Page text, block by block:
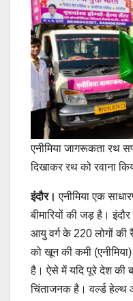
एनीमिया जागरूकता रथ
दिखाकर रथ को रवाना
इंदौर। एनीमिया एक
बीमारियों की जड़ है।
आयु वर्ग के 220 लोगों की
को खून की कमी
है। ऐसे में यदि पूरे देश की
चिंताजनक है। वर्ल्ड हेल्थ